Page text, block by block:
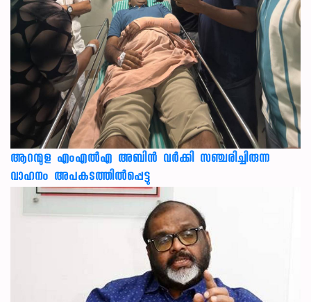
ആറന്മുള എംഎൽഎ അബിൻ വർക്കി സഞ്ചരിച്ചിരുന്ന
വാഹനം അപകടത്തിൽപ്പെട്ടു